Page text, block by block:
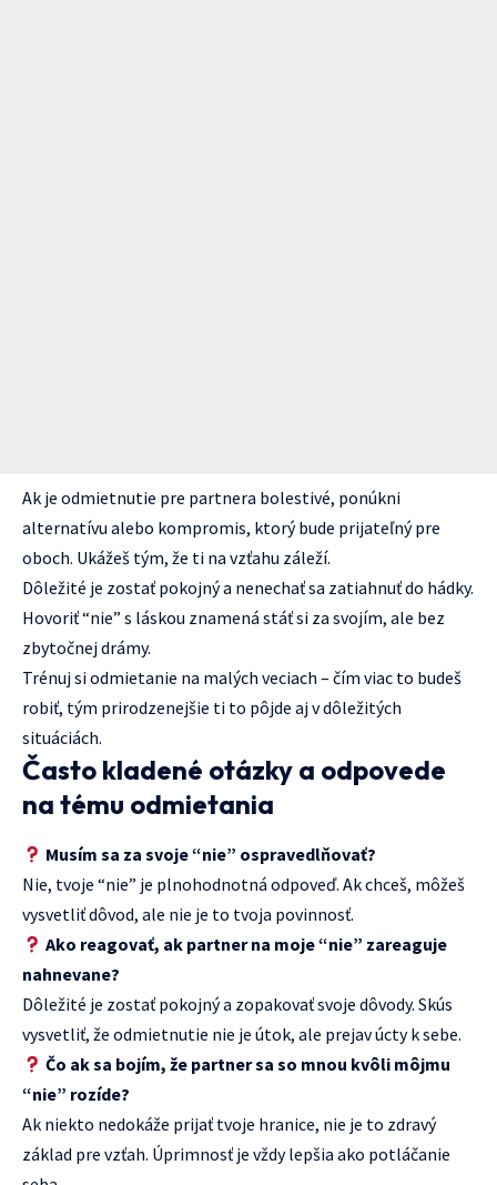
Ak je odmietnutie pre partnera bolestivé, ponúkni
alternatívu alebo kompromis, ktorý bude prijateľný pre
oboch. Ukážeš tým, že ti na vzťahu záleží.
Dôležité je zostať pokojný a nenechať sa zatiahnuť do hádky.
Hovoriť “nie” s láskou znamená stáť si za svojím, ale bez
zbytočnej drámy.
Trénuj si odmietanie na malých veciach – čím viac to budeš
robiť, tým prirodzenejšie ti to pôjde aj v dôležitých
situáciách.
Často kladené otázky a odpovede
na tému odmietania
Musím sa za svoje “nie” ospravedlňovať?
Nie, tvoje “nie” je plnohodnotná odpoveď. Ak chceš, môžeš
vysvetliť dôvod, ale nie je to tvoja povinnosť.
Ako reagovať, ak partner na moje “nie” zareaguje
nahnevane?
Dôležité je zostať pokojný a zopakovať svoje dôvody. Skús
vysvetliť, že odmietnutie nie je útok, ale prejav úcty k sebe.
Čo ak sa bojím, že partner sa so mnou kvôli môjmu
“nie” rozíde?
Ak niekto nedokáže prijať tvoje hranice, nie je to zdravý
základ pre vzťah. Úprimnosť je vždy lepšia ako potláčanie